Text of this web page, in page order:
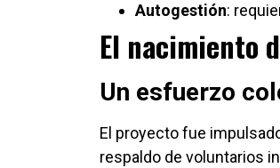
Autogestión:
El nacimiento
Un esfuerzo
El proyecto fue
respaldo de voluntarios